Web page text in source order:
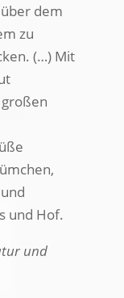
dem
zu
(…) Mit
und Hof.
und